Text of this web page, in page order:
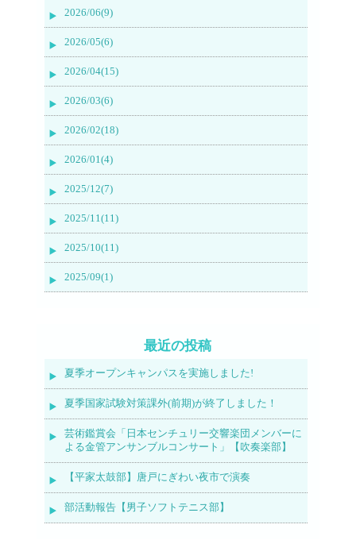
2026/06(9)
2026/05(6)
2026/04(15)
2026/03(6)
2026/02(18)
2026/01(4)
2025/12(7)
2025/11(11)
2025/10(11)
2025/09(1)
最近の投稿
夏季オープンキャンパスを実施しました!
夏季国家試験対策課外(前期)が終了しました！
芸術鑑賞会「日本センチュリー交響楽団メンバーに
よる金管アンサンブルコンサート」【吹奏楽部】
【平家太鼓部】唐戸にぎわい夜市で演奏
部活動報告【男子ソフトテニス部】